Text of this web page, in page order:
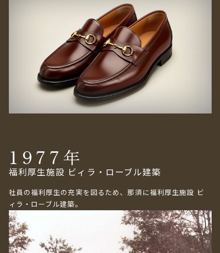
1977年
福利厚生施設 ビィラ・ローブル建築
社員の福利厚生の充実を図るため、那須に福利厚生施設 ビ
ィラ・ローブル建築。